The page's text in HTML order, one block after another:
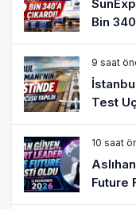
Bin
9 saat
Test
10 saat
Future